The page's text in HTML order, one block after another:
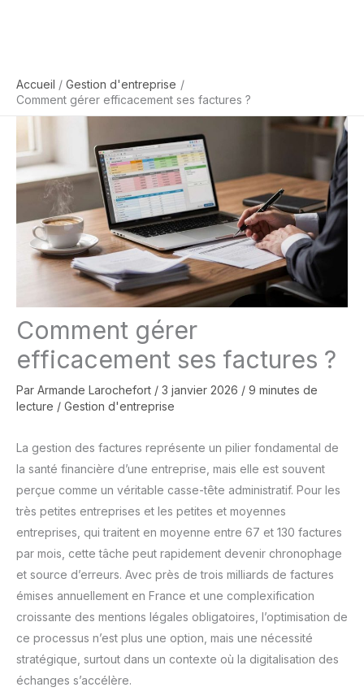
Accueil
Gestion d'entreprise
Comment gérer efficacement ses factures ?
Comment gérer
efficacement ses factures ?
Par Armande Larochefort / 3 janvier 2026 / 9 minutes de
lecture / Gestion d'entreprise
La gestion des factures représente un pilier fondamental de
la santé financière d’une entreprise, mais elle est souvent
perçue comme un véritable casse-tête administratif. Pour les
très petites entreprises et les petites et moyennes
entreprises, qui traitent en moyenne entre 67 et 130 factures
par mois, cette tâche peut rapidement devenir chronophage
et source d’erreurs. Avec près de trois milliards de factures
émises annuellement en France et une complexification
croissante des mentions légales obligatoires, l’optimisation de
ce processus n’est plus une option, mais une nécessité
stratégique, surtout dans un contexte où la digitalisation des
échanges s’accélère.